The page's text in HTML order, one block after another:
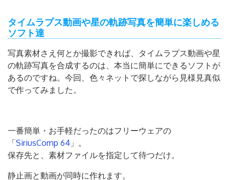
タイムラプス動画や星の軌跡写真を簡単に楽しめる
ソフト達
写真素材さえ何とか撮影できれば、タイムラプス動画や星
の軌跡写真を合成するのは、本当に簡単にできるソフトが
あるのですね。今回、色々ネットで探しながら見様見真似
で作ってみました。
一番簡単・お手軽だったのはフリーウェアの
「SiriusComp 64 」。
保存先と、素材ファイルを指定して待つだけ。
静止画と動画が同時に作れます。